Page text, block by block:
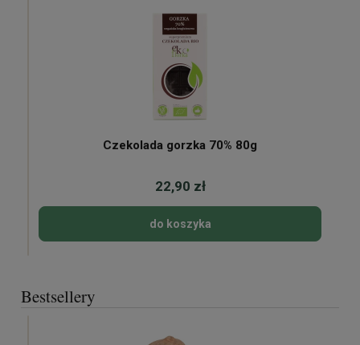
Czekolada gorzka 70% 80g
22,90 zł
do koszyka
Bestsellery